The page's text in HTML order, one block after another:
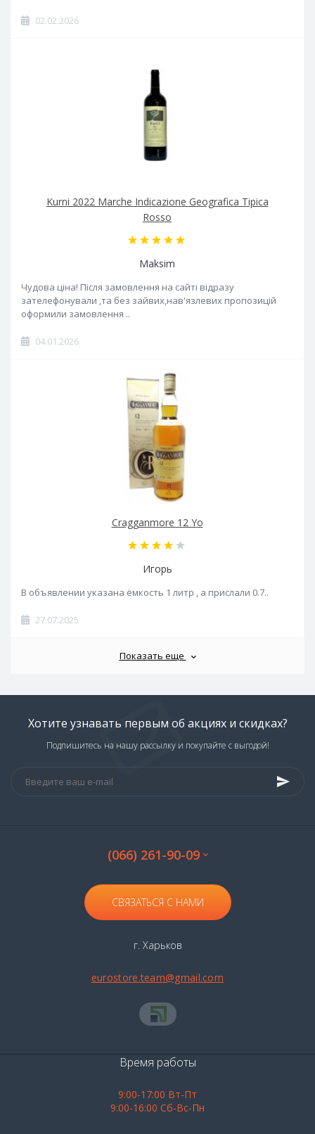
02.02.2026
Kurni 2022 Marche Indicazione Geografica Tipica
Rosso
Maksim
Чудова ціна! Після замовлення на сайті відразу
зателефонували ,та без зайвих,нав'язлевих пропозицій
оформили замовлення ..
04.01.2026
Cragganmore 12 Yo
Игорь
В объявлении указана ёмкость 1 литр , а прислали 0.7..
27.07.2025
Показать еще
Хотите узнавать первым об акциях и скидках?
Подпишитесь на нашу рассылку и покупайте с выгодой!
(066) 261-90-09
СВЯЗАТЬСЯ С НАМИ
г. Харьков
eurostore.team@gmail.com
Время работы
9:00-17:00 Вт-Пт
9:00-16:00 Сб-Вс-Пн